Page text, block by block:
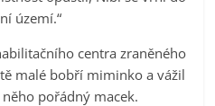
území.“
centra zraněného
malé bobří miminko a vážil
pořádný macek.